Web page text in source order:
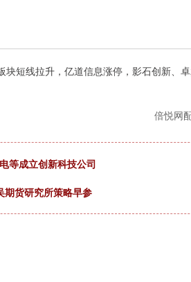
短线拉升，亿道信息涨停，影石创新、
倍悦网
等成立创新科技公司
期货研究所策略早参